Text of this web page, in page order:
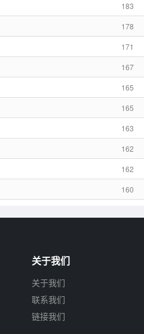
183
178
171
167
165
165
163
162
162
160
关于我们
关于我们
联系我们
链接我们